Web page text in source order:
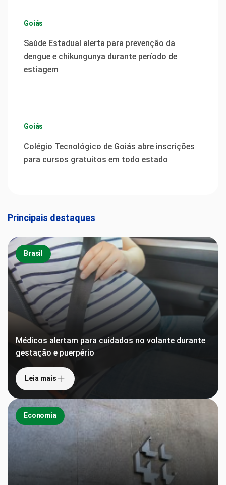
Goiás
Saúde Estadual alerta para prevenção da
dengue e chikungunya durante período de
estiagem
Goiás
Colégio Tecnológico de Goiás abre inscrições
para cursos gratuitos em todo estado
Principais destaques
Brasil
Médicos alertam para cuidados no volante durante
gestação e puerpério
Leia mais
Economia